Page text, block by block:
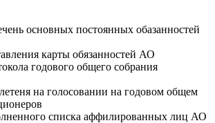
основных постоянных обазанностей
карты обязанностей АО
годового общего собрания
на голосовании на годовом общем
списка аффилированных лиц АО